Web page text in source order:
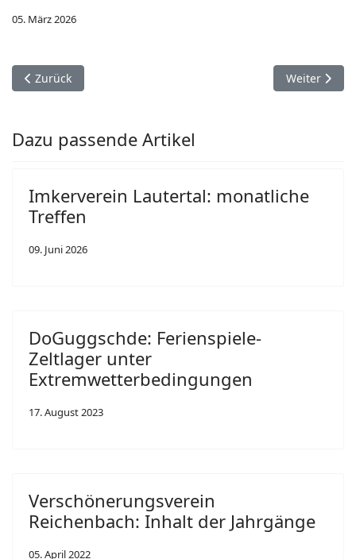
05. März 2026
Vorheriger Beitrag: Neuwahlen beim Angelsportverein
Zurück Nächster
Weiter
Dazu passende Artikel
Imkerverein Lautertal: monatliche
Treffen
09. Juni 2026
DoGuggschde: Ferienspiele-
Zeltlager unter
Extremwetterbedingungen
17. August 2023
Verschönerungsverein
Reichenbach: Inhalt der Jahrgänge
05. April 2022